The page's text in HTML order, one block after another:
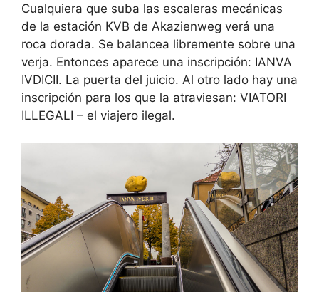
Cualquiera que suba las escaleras mecánicas
de la estación KVB de Akazienweg verá una
roca dorada. Se balancea libremente sobre una
verja. Entonces aparece una inscripción: IANVA
IVDICII. La puerta del juicio. Al otro lado hay una
inscripción para los que la atraviesan: VIATORI
ILLEGALI – el viajero ilegal.